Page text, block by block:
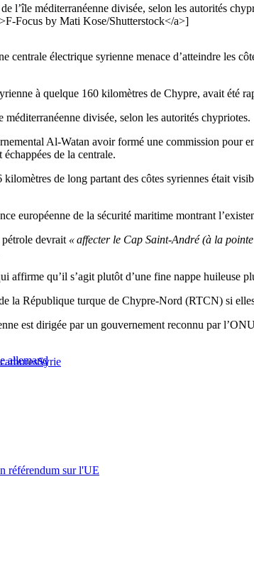
l’île méditerranéenne divisée, selon les autorités
Focus by Mati Kose/Shutterstock</a>]
centrale électrique syrienne menace d’atteindre les
à quelque 160 kilomètres de Chypre, avait été
divisée, selon les autorités chypriotes.
Al-Watan avoir formé une commission pour
de la centrale.
de long partant des côtes syriennes était
européenne de la sécurité maritime montrant
pétrole devrait « affecter le Cap Saint-André (à la
affirme qu’il s’agit plutôt d’une fine nappe huileuse
la République turque de Chypre-Nord (RTCN) si
est dirigée par un gouvernement reconnu par
allemandSyrie
référendum sur l'UE